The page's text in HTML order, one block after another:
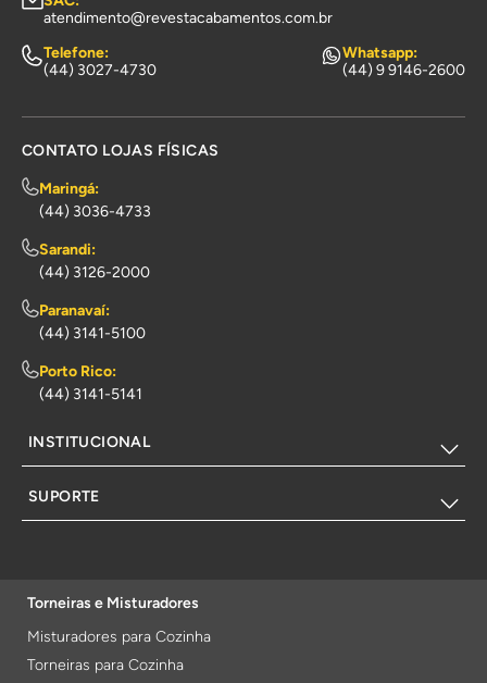
atendimento@revestacabamentos.com.br
Telefone:
(44) 3027-4730
Whatsapp:
(44) 9 9146-2600
CONTATO LOJAS FÍSICAS
Maringá:
(44) 3036-4733
Sarandi:
(44) 3126-2000
Paranavaí:
(44) 3141-5100
Porto Rico:
(44) 3141-5141
INSTITUCIONAL
SUPORTE
Torneiras e Misturadores
Misturadores para Cozinha
Torneiras para Cozinha